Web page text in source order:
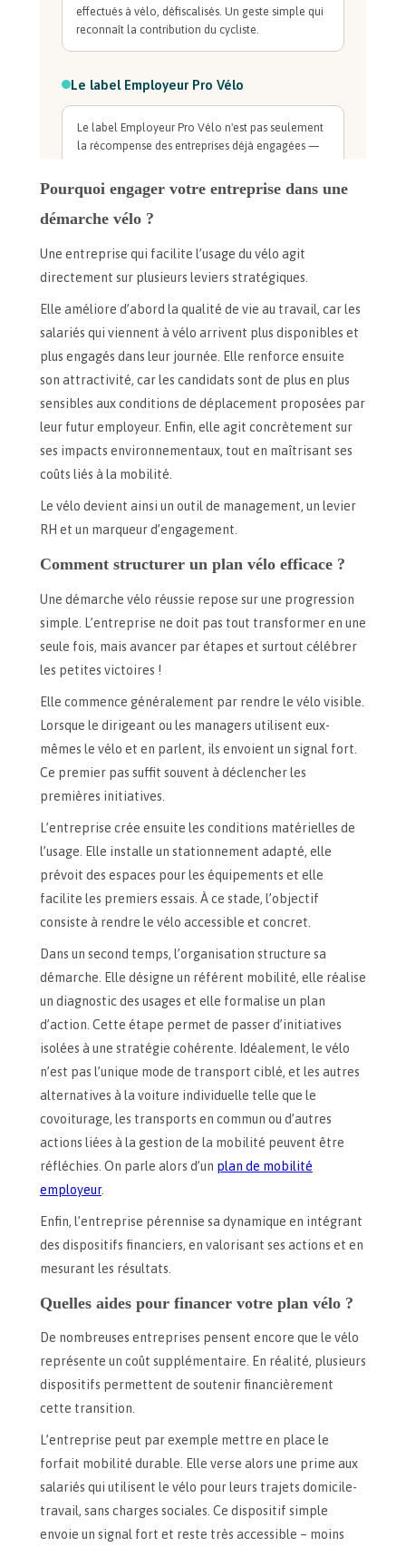
Pourquoi engager votre entreprise dans une
démarche vélo ?
Une entreprise qui facilite l’usage du vélo agit
directement sur plusieurs leviers stratégiques.
Elle améliore d’abord la qualité de vie au travail, car les
salariés qui viennent à vélo arrivent plus disponibles et
plus engagés dans leur journée. Elle renforce ensuite
son attractivité, car les candidats sont de plus en plus
sensibles aux conditions de déplacement proposées par
leur futur employeur. Enfin, elle agit concrètement sur
ses impacts environnementaux, tout en maîtrisant ses
coûts liés à la mobilité.
Le vélo devient ainsi un outil de management, un levier
RH et un marqueur d’engagement.
Comment structurer un plan vélo efficace ?
Une démarche vélo réussie repose sur une progression
simple. L’entreprise ne doit pas tout transformer en une
seule fois, mais avancer par étapes et surtout célébrer
les petites victoires !
Elle commence généralement par rendre le vélo visible.
Lorsque le dirigeant ou les managers utilisent eux-
mêmes le vélo et en parlent, ils envoient un signal fort.
Ce premier pas suffit souvent à déclencher les
premières initiatives.
L’entreprise crée ensuite les conditions matérielles de
l’usage. Elle installe un stationnement adapté, elle
prévoit des espaces pour les équipements et elle
facilite les premiers essais. À ce stade, l’objectif
consiste à rendre le vélo accessible et concret.
Dans un second temps, l’organisation structure sa
démarche. Elle désigne un référent mobilité, elle réalise
un diagnostic des usages et elle formalise un plan
d’action. Cette étape permet de passer d’initiatives
isolées à une stratégie cohérente. Idéalement, le vélo
n’est pas l’unique mode de transport ciblé, et les autres
alternatives à la voiture individuelle telle que le
covoiturage, les transports en commun ou d’autres
actions liées à la gestion de la mobilité peuvent être
réfléchies. On parle alors d’un plan de mobilité
employeur.
Enfin, l’entreprise pérennise sa dynamique en intégrant
des dispositifs financiers, en valorisant ses actions et en
mesurant les résultats.
Quelles aides pour financer votre plan vélo ?
De nombreuses entreprises pensent encore que le vélo
représente un coût supplémentaire. En réalité, plusieurs
dispositifs permettent de soutenir financièrement
cette transition.
L’entreprise peut par exemple mettre en place le
forfait mobilité durable. Elle verse alors une prime aux
salariés qui utilisent le vélo pour leurs trajets domicile-
travail, sans charges sociales. Ce dispositif simple
envoie un signal fort et reste très accessible – moins